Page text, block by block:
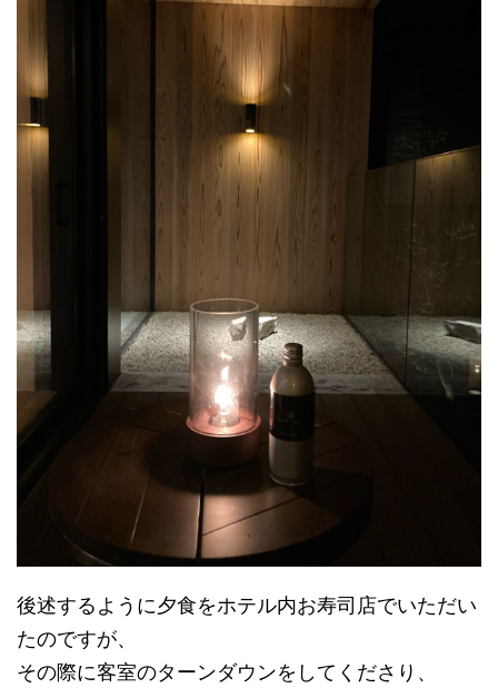
後述するように夕食をホテル内お寿司店でいただい
たのですが、
その際に客室のターンダウンをしてくださり、